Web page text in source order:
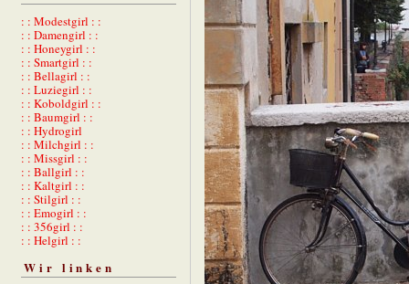
: : Modestgirl : :
: : Damengirl : :
: : Honeygirl : :
: : Smartgirl : :
: : Bellagirl : :
: : Luziegirl : :
: : Koboldgirl : :
: : Baumgirl : :
: : Hydrogirl
: : Milchgirl : :
: : Missgirl : :
: : Ballgirl : :
: : Kaltgirl : :
: : Stilgirl : :
: : Emogirl : :
: : 356girl : :
: : Helgirl : :
Wir linken